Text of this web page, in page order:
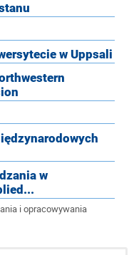
w Uppsali
w
i opracowywania